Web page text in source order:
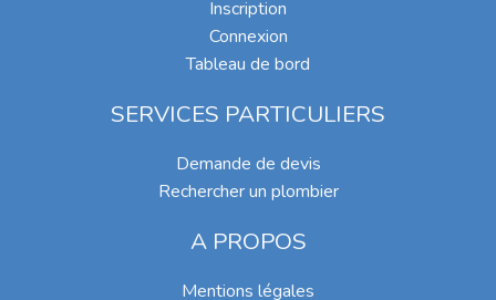
Inscription
Connexion
Tableau de bord
SERVICES PARTICULIERS
Demande de devis
Rechercher un plombier
A PROPOS
Mentions légales